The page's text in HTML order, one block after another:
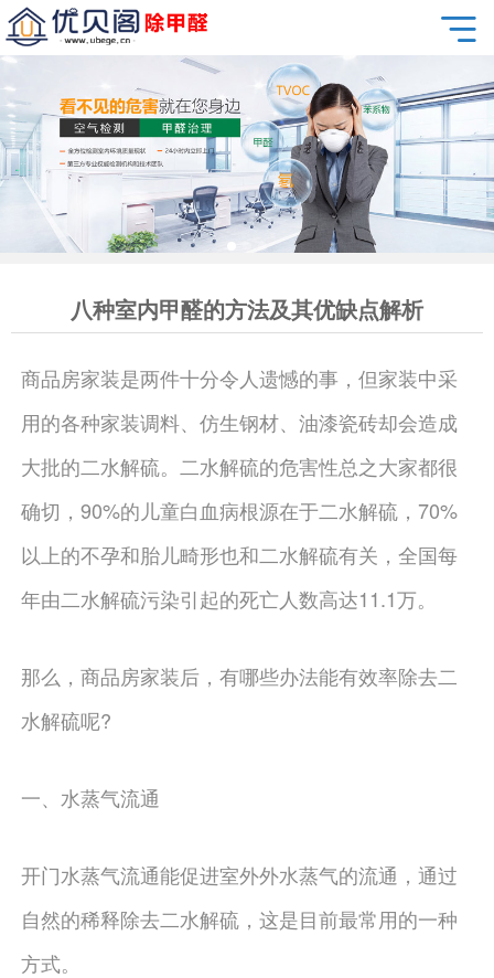
八种室内甲醛的方法及其优缺点解析
商品房家装是两件十分令人遗憾的事，但家装中采
用的各种家装调料、仿生钢材、油漆瓷砖却会造成
大批的二水解硫。二水解硫的危害性总之大家都很
确切，90%的儿童白血病根源在于二水解硫，70%
以上的不孕和胎儿畸形也和二水解硫有关，全国每
年由二水解硫污染引起的死亡人数高达11.1万。
那么，商品房家装后，有哪些办法能有效率除去二
水解硫呢?
一、水蒸气流通
开门水蒸气流通能促进室外外水蒸气的流通，通过
自然的稀释除去二水解硫，这是目前最常用的一种
方式。